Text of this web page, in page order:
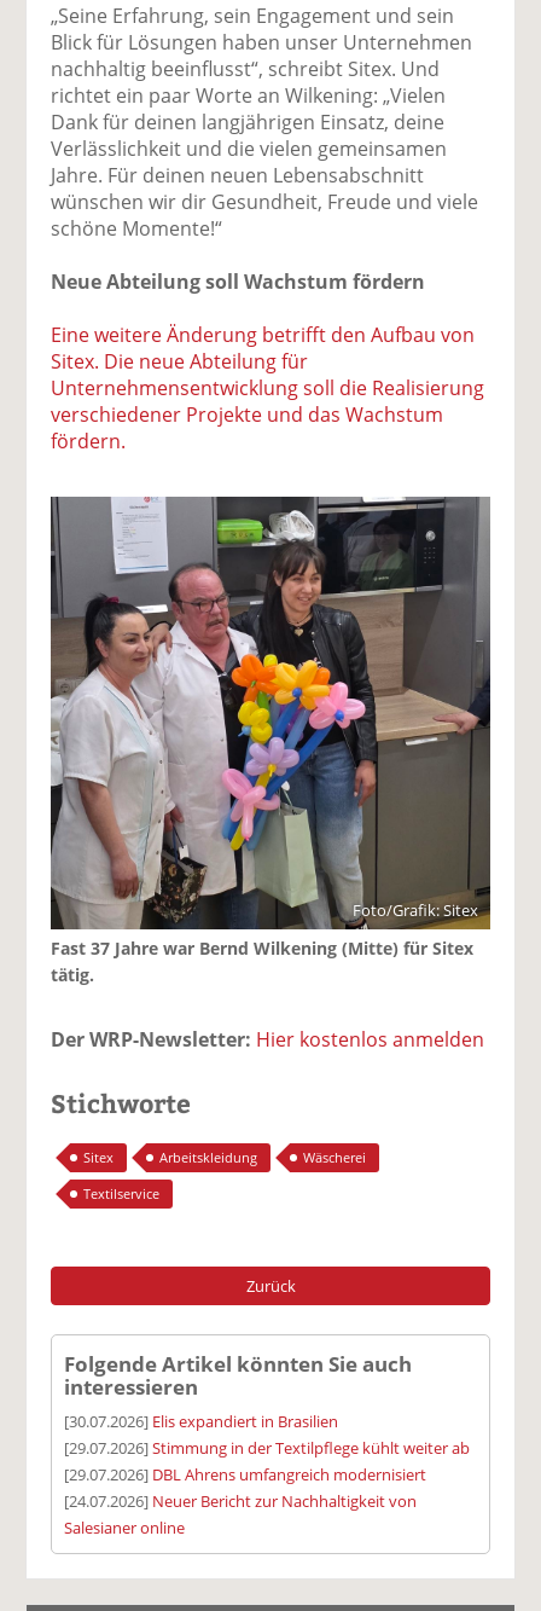
il
e
n
e
n
d
e
„Seine Erfahrung, sein Engagement und sein
Blick für Lösungen haben unser Unternehmen
nachhaltig beeinflusst“, schreibt Sitex. Und
richtet ein paar Worte an Wilkening: „Vielen
Dank für deinen langjährigen Einsatz, deine
Verlässlichkeit und die vielen gemeinsamen
Jahre. Für deinen neuen Lebensabschnitt
wünschen wir dir Gesundheit, Freude und viele
schöne Momente!“
Neue Abteilung soll Wachstum fördern
Eine weitere Änderung betrifft den Aufbau von
Sitex. Die neue Abteilung für
Unternehmensentwicklung soll die Realisierung
verschiedener Projekte und das Wachstum
fördern.
Foto/Grafik: Sitex
Fast 37 Jahre war Bernd Wilkening (Mitte) für Sitex
tätig.
Der WRP-Newsletter: Hier kostenlos anmelden
Stichworte
Sitex Arbeitskleidung
Wäscherei
Textilservice
Zurück
Folgende Artikel könnten Sie auch
interessieren
[30.07.2026] Elis expandiert in Brasilien
[29.07.2026]Stimmung in der Textilpflege kühlt weiter ab
[29.07.2026] DBL Ahrens umfangreich modernisiert
[24.07.2026] Neuer Bericht zur Nachhaltigkeit von
Salesianer online